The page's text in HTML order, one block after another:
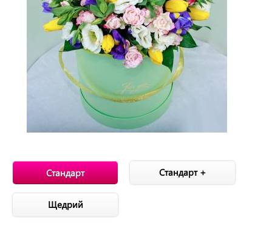
Стандарт Стандарт +
Щедрий